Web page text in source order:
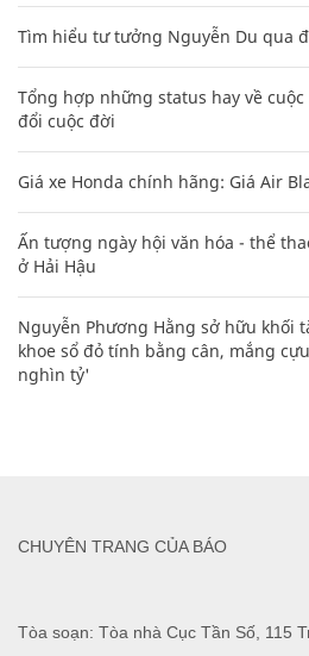
Tìm hiểu tư tưởng Nguyễn Du qua
Tổng hợp những status hay về
đổi cuộc đời
Giá xe Honda chính hãng: Giá Air
Ấn tượng ngày hội văn hóa - thể
ở Hải Hậu
Nguyễn Phương Hằng sở hữu khối
khoe sổ đỏ tính bằng cân, mắng
nghìn tỷ'
Tòa soạn: Tòa nhà Cục Tần Số, 115
CHUYÊN TRANG CỦA BÁO